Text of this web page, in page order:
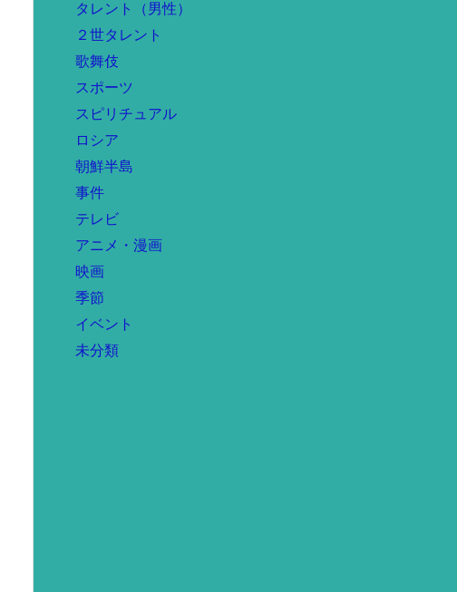
タレント（男性）
２世タレント
歌舞伎
スポーツ
スピリチュアル
ロシア
朝鮮半島
事件
テレビ
アニメ・漫画
映画
季節
イベント
未分類